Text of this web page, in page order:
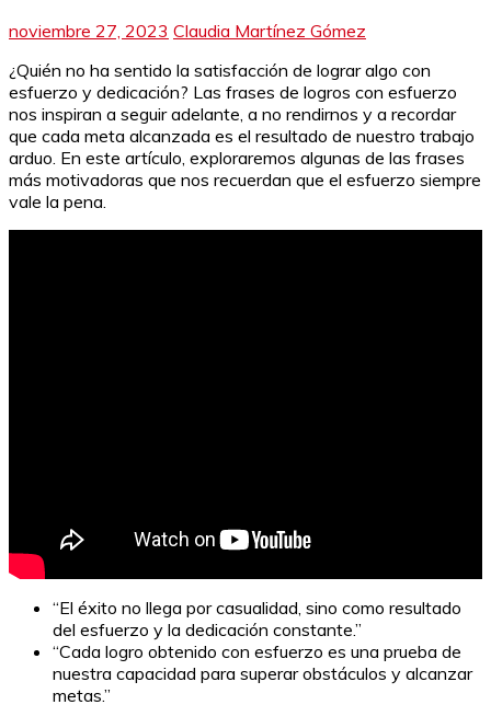
noviembre 27, 2023 Claudia Martínez Gómez
¿Quién no ha sentido la satisfacción de lograr algo con
esfuerzo y dedicación? Las frases de logros con esfuerzo
nos inspiran a seguir adelante, a no rendirnos y a recordar
que cada meta alcanzada es el resultado de nuestro trabajo
arduo. En este artículo, exploraremos algunas de las frases
más motivadoras que nos recuerdan que el esfuerzo siempre
vale la pena.
“El éxito no llega por casualidad, sino como resultado
del esfuerzo y la dedicación constante.”
“Cada logro obtenido con esfuerzo es una prueba de
nuestra capacidad para superar obstáculos y alcanzar
metas.”